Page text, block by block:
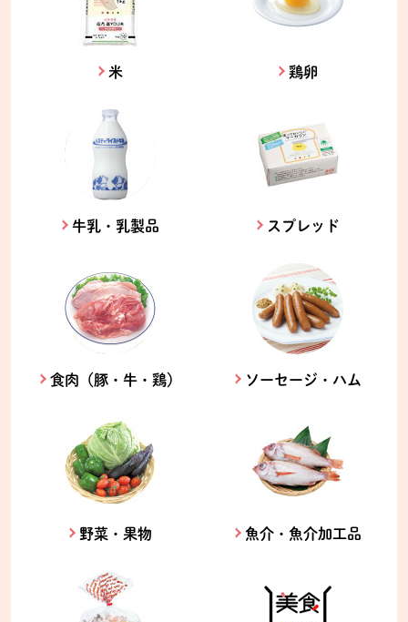
米 鶏卵
牛乳・乳製品 スプレッド
食肉（豚・牛・鶏） ソーセージ・ハム
野菜・果物 魚介・魚介加工品